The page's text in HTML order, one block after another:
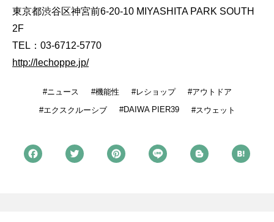
東京都渋谷区神宮前6-20-10 MIYASHITA PARK SOUTH
2F
TEL：03-6712-5770
http://lechoppe.jp/
ニュース 機能性 レショップ
アウトドア
エクスクルーシブ
DAIWA PIER39 スウェット